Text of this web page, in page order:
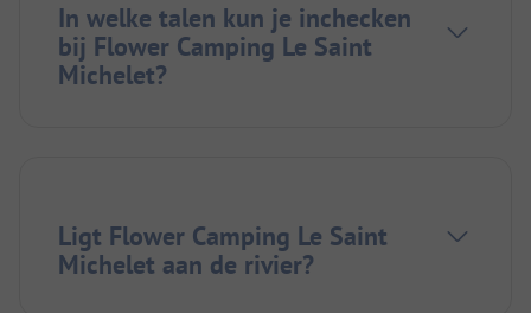
In welke talen kun je inchecken
bij Flower Camping Le Saint
Michelet?
Ligt Flower Camping Le Saint
Michelet aan de rivier?